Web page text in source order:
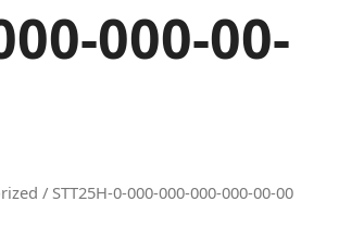
000-00-
/ STT25H-0-000-000-000-000-00-00